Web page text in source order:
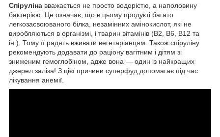
Спіруліна вважається не просто водорістю, а наполовину
бактерією. Це означає, що в цьому продукті багато
легкозасвоюваного білка, незамінних амінокислот, які не
виробляються в організмі, і тварин вітамінів (В2, В6, В12 та
ін.). Тому її радять вживати вегетаріанцям. Також спіруліну
рекомендують додавати до раціону вагітним і дітям зі
зниженим гемоглобіном, адже вона — один із найкращих
джерел заліза! З цієї причини суперфуд допомагає під час
лікування анемії.